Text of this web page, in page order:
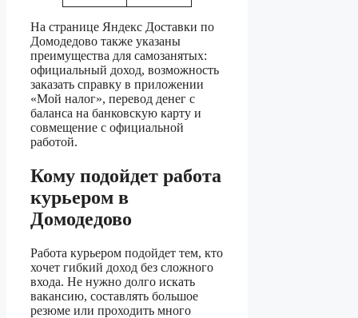
На странице Яндекс Доставки по
Домодедово также указаны
преимущества для самозанятых:
официальный доход, возможность
заказать справку в приложении
«Мой налог», перевод денег с
баланса на банковскую карту и
совмещение с официальной
работой.
Кому подойдет работа
курьером в
Домодедово
Работа курьером подойдет тем, кто
хочет гибкий доход без сложного
входа. Не нужно долго искать
вакансию, составлять большое
резюме или проходить много